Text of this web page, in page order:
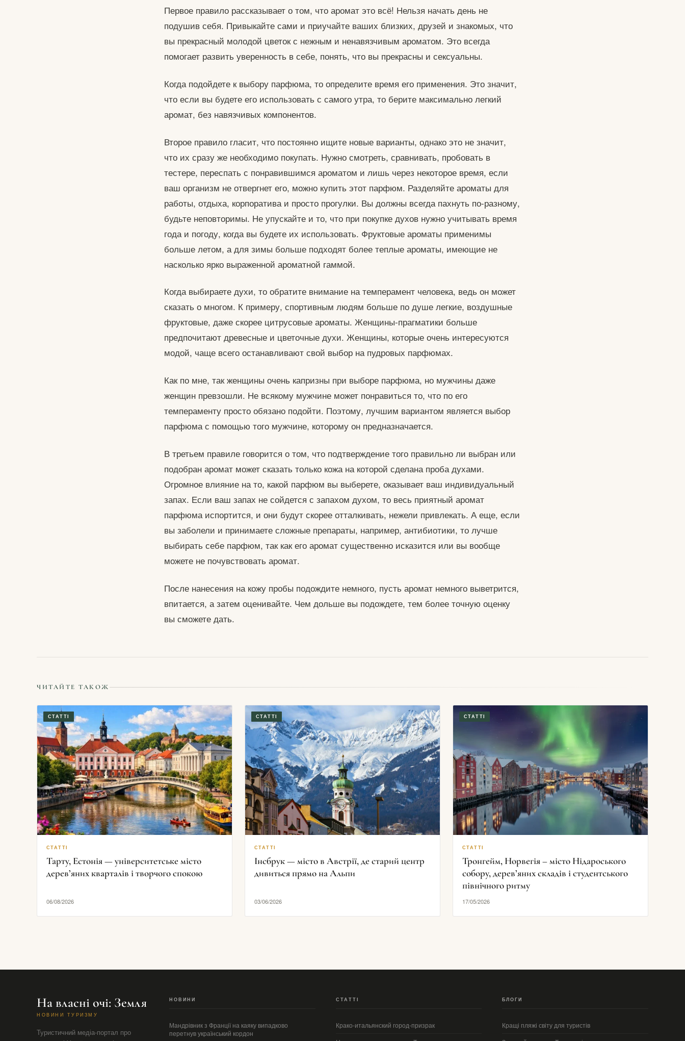
Первое правило рассказывает о том, что аромат это всё! Нельзя начать день не
подушив себя. Привыкайте сами и приучайте ваших близких, друзей и знакомых, что
вы прекрасный молодой цветок с нежным и ненавязчивым ароматом. Это всегда
помогает развить уверенность в себе, понять, что вы прекрасны и сексуальны.
Когда подойдете к выбору парфюма, то определите время его применения. Это значит,
что если вы будете его использовать с самого утра, то берите максимально легкий
аромат, без навязчивых компонентов.
Второе правило гласит, что постоянно ищите новые варианты, однако это не значит,
что их сразу же необходимо покупать. Нужно смотреть, сравнивать, пробовать в
тестере, переспать с понравившимся ароматом и лишь через некоторое время, если
ваш организм не отвергнет его, можно купить этот парфюм. Разделяйте ароматы для
работы, отдыха, корпоратива и просто прогулки. Вы должны всегда пахнуть по-разному,
будьте неповторимы. Не упускайте и то, что при покупке духов нужно учитывать время
года и погоду, когда вы будете их использовать. Фруктовые ароматы применимы
больше летом, а для зимы больше подходят более теплые ароматы, имеющие не
насколько ярко выраженной ароматной гаммой.
Когда выбираете духи, то обратите внимание на темперамент человека, ведь он может
сказать о многом. К примеру, спортивным людям больше по душе легкие, воздушные
фруктовые, даже скорее цитрусовые ароматы. Женщины-прагматики больше
предпочитают древесные и цветочные духи. Женщины, которые очень интересуются
модой, чаще всего останавливают свой выбор на пудровых парфюмах.
Как по мне, так женщины очень капризны при выборе парфюма, но мужчины даже
женщин превзошли. Не всякому мужчине может понравиться то, что по его
темпераменту просто обязано подойти. Поэтому, лучшим вариантом является выбор
парфюма с помощью того мужчине, которому он предназначается.
В третьем правиле говорится о том, что подтверждение того правильно ли выбран или
подобран аромат может сказать только кожа на которой сделана проба духами.
Огромное влияние на то, какой парфюм вы выберете, оказывает ваш индивидуальный
запах. Если ваш запах не сойдется с запахом духом, то весь приятный аромат
парфюма испортится, и они будут скорее отталкивать, нежели привлекать. А еще, если
вы заболели и принимаете сложные препараты, например, антибиотики, то лучше
выбирать себе парфюм, так как его аромат существенно исказится или вы вообще
можете не почувствовать аромат.
После нанесения на кожу пробы подождите немного, пусть аромат немного выветрится,
впитается, а затем оценивайте. Чем дольше вы подождете, тем более точную оценку
вы сможете дать.
ЧИТАЙТЕ ТАКОЖ
СТАТТІ
СТАТТІ
Тарту, Естонія — університетське місто
дерев’яних кварталів і творчого спокою
06/08/2026
СТАТТІ
СТАТТІ
Інсбрук — місто в Австрії, де старий центр
дивиться прямо на Альпи
03/06/2026
СТАТТІ
СТАТТІ
Тронгейм, Норвегія – місто Нідароського
собору, дерев’яних складів і студентського
північного ритму
17/05/2026
На власні очі: Земля
НОВИНИ ТУРИЗМУ
Туристичний медіа-портал про
НОВИНИ
Мандрівник з Франції на каяку випадково
перетнув український кордон
СТАТТІ
Крако-итальянский город-призрак
БЛОГИ
Кращі пляжі світу для туристів